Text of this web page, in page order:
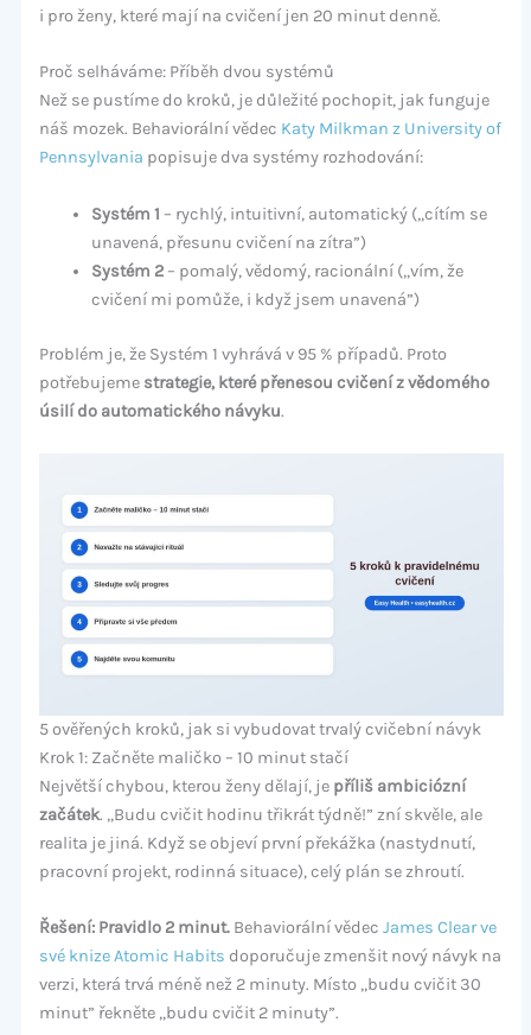
i pro ženy, které mají na cvičení jen 20 minut denně.
Proč selháváme: Příběh dvou systémů
Než se pustíme do kroků, je důležité pochopit, jak funguje
náš mozek. Behaviorální vědec Katy Milkman z University of
Pennsylvania popisuje dva systémy rozhodování:
Systém 1 – rychlý, intuitivní, automatický („cítím se
unavená, přesunu cvičení na zítra”)
Systém 2– pomalý, vědomý, racionální („vím, že
cvičení mi pomůže, i když jsem unavená”)
Problém je, že Systém 1 vyhrává v 95 % případů. Proto
potřebujeme strategie, které přenesou cvičení z vědomého
úsilí do automatického návyku.
5 ověřených kroků, jak si vybudovat trvalý cvičební návyk
Krok 1: Začněte maličko – 10 minut stačí
Největší chybou, kterou ženy dělají, je příliš ambiciózní
začátek. „Budu cvičit hodinu třikrát týdně!” zní skvěle, ale
realita je jiná. Když se objeví první překážka (nastydnutí,
pracovní projekt, rodinná situace), celý plán se zhroutí.
Řešení: Pravidlo 2 minut.Behaviorální vědec James Clear ve
své knize Atomic Habits doporučuje zmenšit nový návyk na
verzi, která trvá méně než 2 minuty. Místo „budu cvičit 30
minut” řekněte „budu cvičit 2 minuty”.